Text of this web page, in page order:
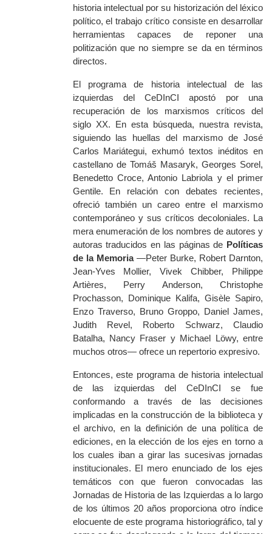
historia intelectual por su historización del léxico
político, el trabajo crítico consiste en desarrollar
herramientas capaces de reponer una
politizaciónque no siempre se da en términos
directos.
El programa de historia intelectual de las
izquierdas del CeDInCI apostó por una
recuperación de los marxismos críticos del
siglo XX. En esta búsqueda, nuestra revista,
siguiendo las huellas del marxismo de José
Carlos Mariátegui, exhumó textos inéditos en
castellano de Tomáš Masaryk, Georges Sorel,
Benedetto Croce, Antonio Labriola y el primer
Gentile. En relación con debates recientes,
ofreció también un careo entre el marxismo
contemporáneo y sus críticos decoloniales. La
mera enumeración de los nombres de autores y
autoras traducidos en las páginas de Políticas
de la Memoria—Peter Burke, Robert Darnton,
Jean-Yves Mollier, Vivek Chibber, Philippe
Artières, Perry Anderson, Christophe
Prochasson, Dominique Kalifa, Gisèle Sapiro,
Enzo Traverso, Bruno Groppo, Daniel James,
Judith Revel, Roberto Schwarz, Claudio
Batalha, Nancy Fraser y Michael Löwy, entre
muchos otros— ofrece un repertorio expresivo.
Entonces, este programa de historia intelectual
de las izquierdas del CeDInCI se fue
conformando a través de las decisiones
implicadas enla construcción de la biblioteca y
el archivo, en la definición de una política de
ediciones, en la elección de los ejes en torno a
los cuales iban a girar las sucesivas jornadas
institucionales. El mero enunciado de los ejes
temáticos con que fueron convocadas las
Jornadas de Historia de las Izquierdas a lo largo
de los últimos 20 años proporciona otro índice
elocuente de este programa historiográfico, tal y